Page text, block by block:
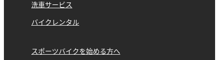
洗車サービス
バイクレンタル
スポーツバイクを始める方へ